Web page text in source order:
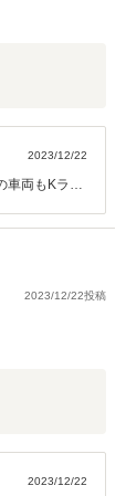
2023/12/22
車両もKラン
のご来店を
気軽にご来
2023/12/22投稿
2023/12/22